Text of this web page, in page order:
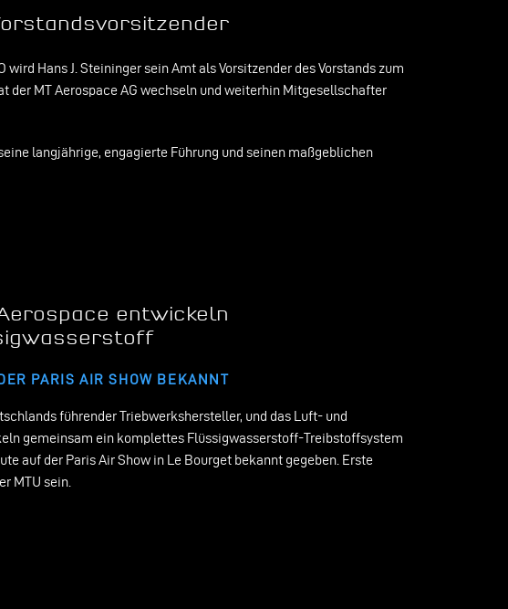
wird Hans J. Steininger sein Amt als Vorsitzender des Vorstands zum
der MT Aerospace AG wechseln und weiterhin Mitgesellschafter
langjährige, engagierte Führung und seinen maßgeblichen
entwickeln
PARIS AIR SHOW BEKANNT
führender Triebwerkshersteller, und das Luft- und
gemeinsam ein komplettes Flüssigwasserstoff-Treibstoffsystem
auf der Paris Air Show in Le Bourget bekannt gegeben. Erste
MTU sein.